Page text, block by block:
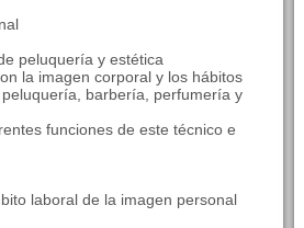
peluquería y estética
la imagen corporal y los hábitos
barbería, perfumería y
funciones de este técnico e
laboral de la imagen personal